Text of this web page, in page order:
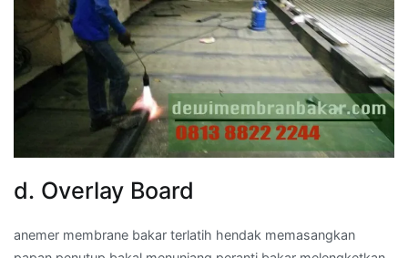
d. Overlay Board
anemer membrane bakar terlatih hendak memasangkan